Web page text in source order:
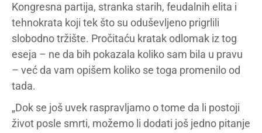
Kongresna partija, stranka starih, feudalnih elita i
tehnokrata koji tek što su oduševljeno prigrlili
slobodno tržište. Pročitaću kratak odlomak iz tog
eseja – ne da bih pokazala koliko sam bila u pravu
– već da vam opišem koliko se toga promenilo od
tada.
„Dok se još uvek raspravljamo o tome da li postoji
život posle smrti, možemo li dodati još jedno pitanje